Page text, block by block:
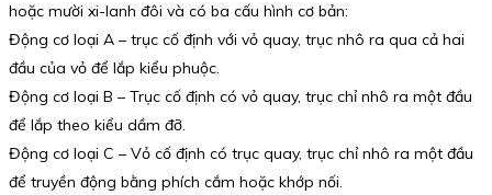
hoặc mười xi-lanh đôi và có ba cấu hình cơ bản:
Động cơ loại A – trục cố định với vỏ quay, trục nhô ra qua cả hai
đầu của vỏ để lắp kiểu phuộc.
Động cơ loại B – Trục cố định có vỏ quay, trục chỉ nhô ra một đầu
để lắp theo kiểu dầm đỡ.
Động cơ loại C – Vỏ cố định có trục quay, trục chỉ nhô ra một đầu
để truyền động bằng phích cắm hoặc khớp nối.